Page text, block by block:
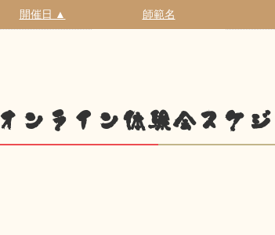
開催日 ▲ 師範名
オンライン体験会スケ